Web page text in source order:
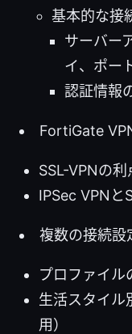
基本的な接
サーバー
イ、ポー
認証情報
FortiGate
SSL-VPNの利
IPSec VPNと
複数の接続設
プロファイル
生活スタイル
用）